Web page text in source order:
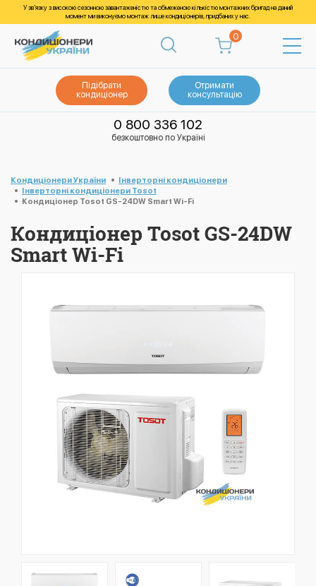
У зв’язку з високою сезонною завантаженістю та обмеженою кількістю монтажних бригад на даний
момент ми виконуємо монтаж лише кондиціонерів, придбаних у нас.
0
Підібрати
кондиціонер
Отримати
консультацію
0 800 336 102
безкоштовно по Україні
Кондиціонери України
Інверторні кондиціонери
Інверторні кондиціонери Tosot
Кондиціонер Tosot GS-24DW Smart Wi-Fi
Кондиціонер Tosot GS-24DW
Smart Wi-Fi